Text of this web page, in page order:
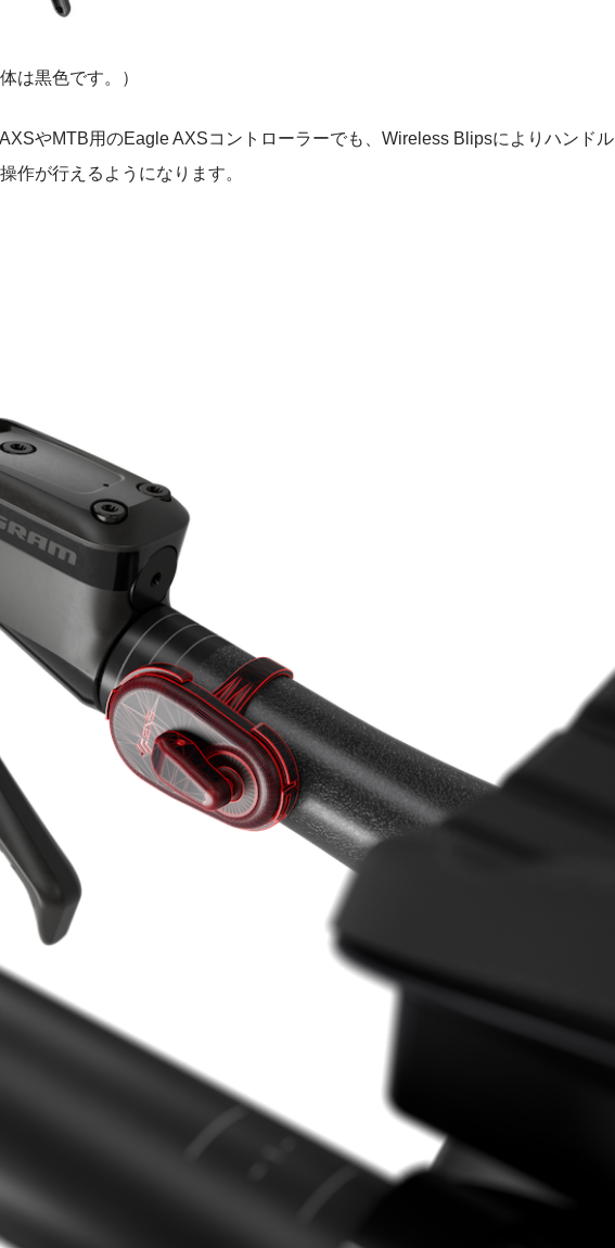
は黒色です。）
やMTB用のEagle AXSコントローラーでも、Wireless Blipsによりハンドル
作が行えるようになります。